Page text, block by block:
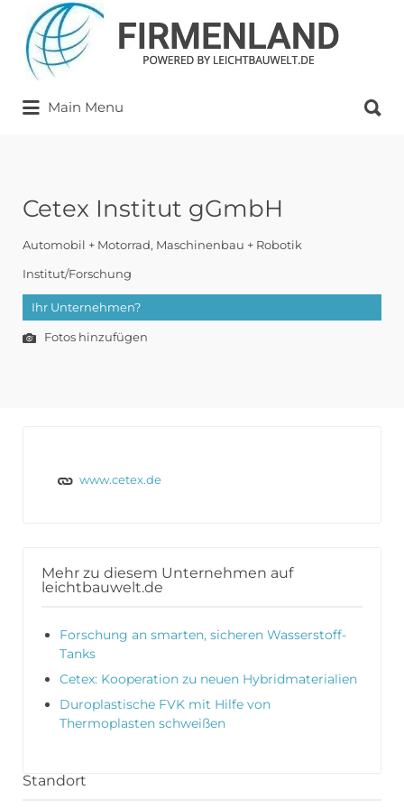
Suchen
nach:
Main Menu
nach:
Cetex Institut gGmbH
Automobil + Motorrad Maschinenbau + Robotik
Institut/Forschung
Ihr Unternehmen?
Fotos hinzufügen
www.cetex.de
Mehr zu diesem Unternehmen auf
leichtbauwelt.de
Forschung an smarten, sicheren Wasserstoff-
Tanks
Cetex: Kooperation zu neuen Hybridmaterialien
Duroplastische FVK mit Hilfe von
Thermoplasten schweißen
Standort